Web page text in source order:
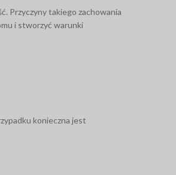
priorytetem.
Przyczyny takiego zachowania
i stworzyć warunki
konieczna jest